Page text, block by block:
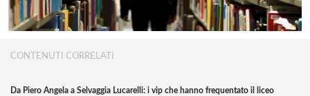
CONTENUTI CORRELATI
Da Piero Angela a Selvaggia Lucarelli: i vip che hanno frequentato il liceo